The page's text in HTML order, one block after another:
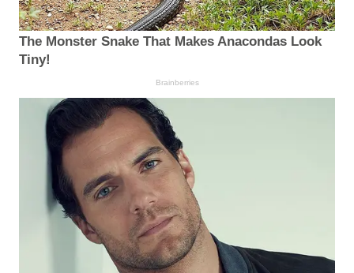
The Monster Snake That Makes Anacondas Look
Tiny!
Brainberries